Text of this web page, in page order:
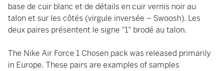
base de cuir blanc et de détails en cuir vernis noir au
talon et sur les côtés (virgule inversée – Swoosh). Les
deux paires présentent le signe "1" brodé au talon.
The Nike Air Force 1 Chosen pack was released primarily
in Europe. These pairs are examples of samples